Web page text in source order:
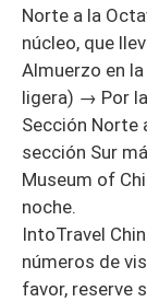
Norte a la
núcleo, que
Almuerzo en
ligera) → Por
Sección Norte
sección Sur
Museum of
noche.
IntoTravel
números de
favor, reserve